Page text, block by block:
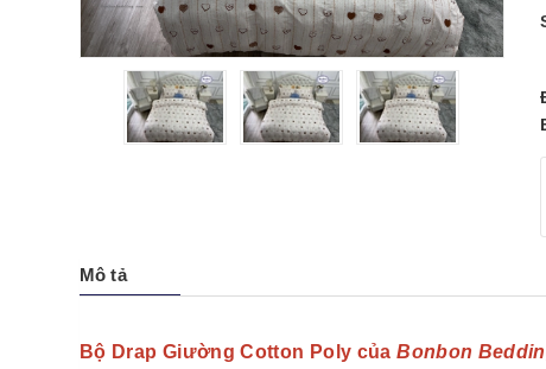
Mô tả
Bộ Drap Giường Cotton Poly củaBonbon